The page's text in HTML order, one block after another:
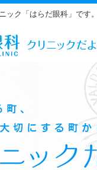
ック「はらだ眼科」です